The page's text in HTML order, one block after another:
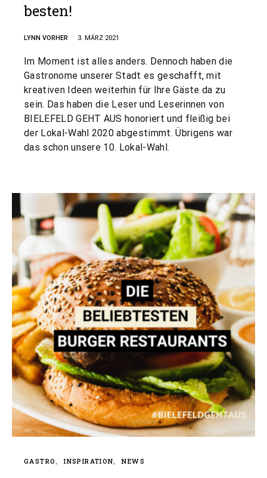
besten!
LYNN VORHER 3. MÄRZ 2021
Im Moment ist alles anders. Dennoch haben die
Gastronome unserer Stadt es geschafft, mit
kreativen Ideen weiterhin für Ihre Gäste da zu
sein. Das haben die Leser und Leserinnen von
BIELEFELD GEHT AUS honoriert und fleißig bei
der Lokal-Wahl 2020 abgestimmt. Übrigens war
das schon unsere 10. Lokal-Wahl.
GASTRO INSPIRATION NEWS